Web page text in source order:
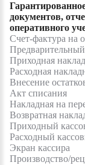
документов,
оперативного
Счет-фактура на
Приходная
Расходная
Внесение
Акт списания
Накладная на
Возвратная
Приходный
Расходный
Экран кассира
Производство/